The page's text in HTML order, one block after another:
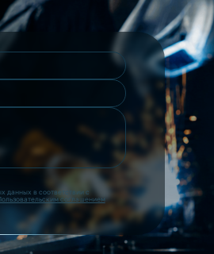
данных в соответствии с
соглашением